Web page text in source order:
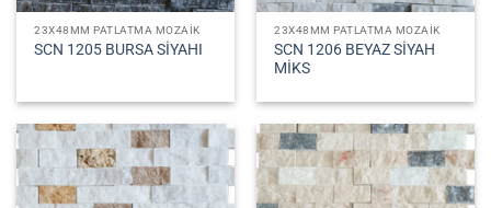
23X48MM PATLATMA MOZAIK
SCN 1205 BURSA SİYAHI
23X48MM PATLATMA MOZAIK
SCN 1206 BEYAZ SİYAH
MİKS